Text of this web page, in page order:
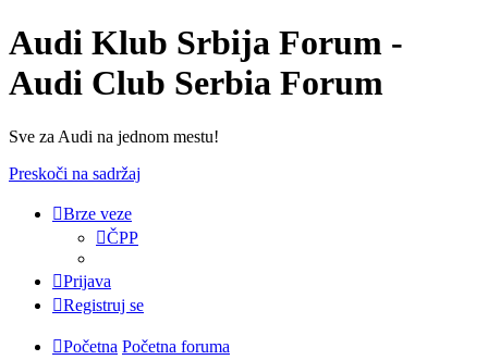
Audi Klub Srbija Forum -
Audi Club Serbia Forum
Sve za Audi na jednom mestu!
Preskoči na sadržaj
Brze veze
ČPP
Prijava
Registruj se
Početna Početna foruma